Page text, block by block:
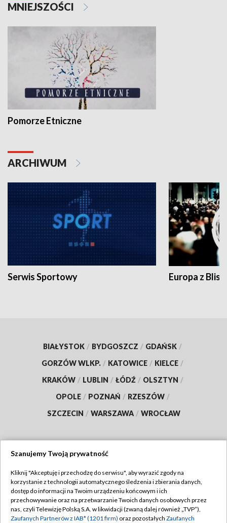
MNIEJSZOŚCI
Pomorze Etniczne
ARCHIWUM
Serwis Sportowy Europa z
BIAŁYSTOK / BYDGOSZCZ / GDAŃSK /
GORZÓW WLKP. / KATOWICE / KIELCE /
KRAKÓW / LUBLIN / ŁÓDŹ / OLSZTYN /
OPOLE / POZNAŃ / RZESZÓW /
SZCZECIN / WARSZAWA / WROCŁAW
TVP
Abonament TVP
Emisja w TVP
Regulamin TVP
Polityka prywatności
Szanujemy Twoją prywatność
Kliknij "Akceptuję i przechodzę do serwisu", aby wyrazić zgody na
korzystanie z technologii automatycznego śledzenia i zbierania danych,
dostęp do informacji na Twoim urządzeniu końcowym i ich
przechowywanie oraz na przetwarzanie Twoich danych osobowych przez
nas, czyli Telewizję Polską S.A. w likwidacji (zwaną dalej również „TVP”),
Zaufanych Partnerów z IAB* (1201 firm) oraz pozostałych Zaufanych